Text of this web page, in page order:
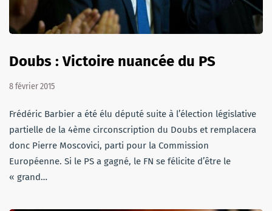
Doubs : Victoire nuancée du PS
8 février 2015
Frédéric Barbier a été élu député suite à l’élection législative
partielle de la 4ème circonscription du Doubs et remplacera
donc Pierre Moscovici, parti pour la Commission
Européenne. Si le PS a gagné, le FN se félicite d’être le
« grand…